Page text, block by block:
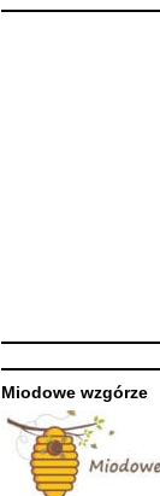
Miodowe wzgórze